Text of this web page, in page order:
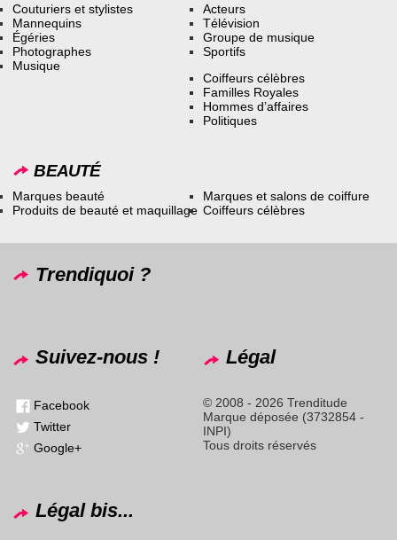
Couturiers et stylistes
Mannequins
Égéries
Photographes
Musique
Acteurs
Télévision
Groupe de musique
Sportifs
Coiffeurs célèbres
Familles Royales
Hommes d’affaires
Politiques
BEAUTÉ
Marques beauté
Produits de beauté et maquillage
Marques et salons de coiffure
Coiffeurs célèbres
Trendiquoi ?
Suivez-nous !
Facebook
Twitter
Google+
Légal
© 2008 - 2026 Trenditude
Marque déposée (3732854 -
INPI)
Tous droits réservés
Légal bis...